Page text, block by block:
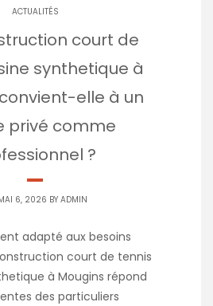
ACTUALITÉS
court de
synthetique à
elle à un
privé comme
?
6, 2026 BYADMIN
adapté aux besoins
court de tennis
à Mougins répond
des particuliers